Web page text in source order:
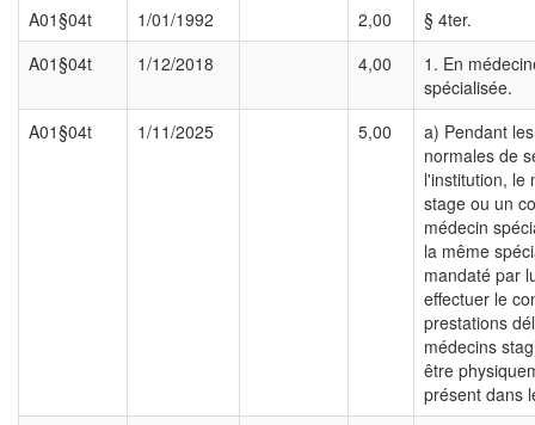
A01§04t
1/01/1992 2,00
§ 4ter.
A01§04t
1/12/2018 4,00
1. En
spécialisée.
A01§04t
1/11/2025 5,00
a) Pendant
normales de
l'institution, le
stage ou un
médecin
la même
mandaté par
effectuer le
prestations
médecins
être
présent dans